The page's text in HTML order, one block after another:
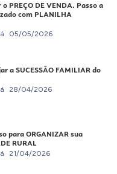
PREÇO DE VENDA. Passo a
com PLANILHA
05/05/2026
a SUCESSÃO FAMILIAR do
28/04/2026
para ORGANIZAR sua
RURAL
21/04/2026